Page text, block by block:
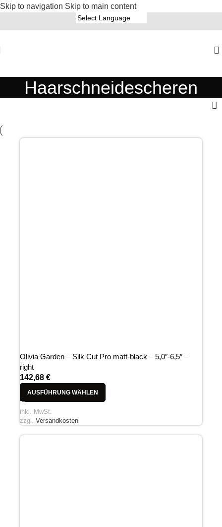
Skip to navigation Skip to main content
Haarschneidescheren
Olivia Garden – Silk Cut Pro matt-black – 5,0″-6,5″ –
right
142,68 €
AUSFÜHRUNG WÄHLEN
inkl. MwSt.
zzgl. Versandkosten